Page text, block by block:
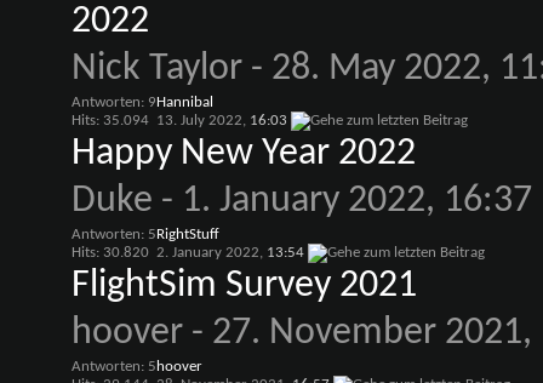
2022
Nick Taylor- 28. May 2022,
Antworten: 9
Hits: 35.094
Hannibal
13. July 2022, 16:03
Happy New Year 2022
Duke - 1. January 2022, 16:37
Antworten: 5
Hits: 30.820
RightStuff
2. January 2022, 13:54
FlightSim Survey 2021
hoover- 27. November 2021,
Antworten: 5 hoover